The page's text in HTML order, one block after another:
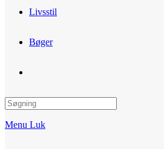
Livsstil
Bøger
website
search
Menu Luk